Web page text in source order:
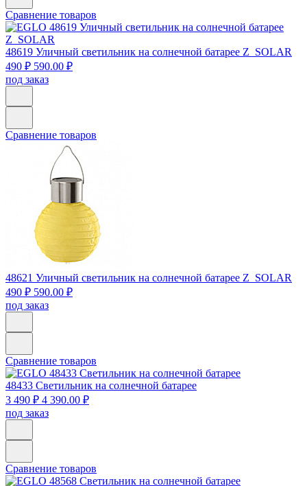
Сравнение товаров
48619 Уличный светильник на солнечной батарее Z_SOLAR
490 ₽ 590.00 ₽
под заказ
Сравнение товаров
48621 Уличный светильник на солнечной батарее Z_SOLAR
490 ₽ 590.00 ₽
под заказ
Сравнение товаров
48433 Светильник на солнечной батарее
3 490 ₽ 4 390.00 ₽
под заказ
Сравнение товаров